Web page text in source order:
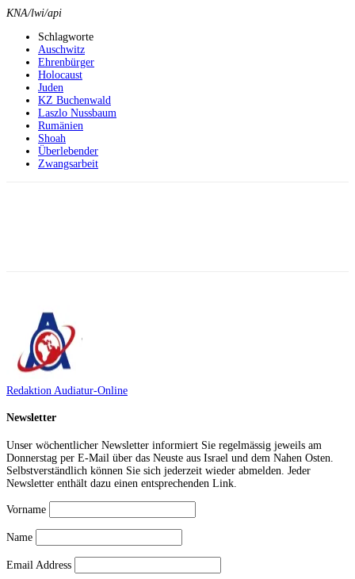
KNA/lwi/api
Schlagworte
Auschwitz
Ehrenbürger
Holocaust
Juden
KZ Buchenwald
Laszlo Nussbaum
Rumänien
Shoah
Überlebender
Zwangsarbeit
Redaktion Audiatur-Online
Newsletter
Unser wöchentlicher Newsletter informiert Sie regelmässig jeweils am
Donnerstag per E-Mail über das Neuste aus Israel und dem Nahen Osten.
Selbstverständlich können Sie sich jederzeit wieder abmelden. Jeder
Newsletter enthält dazu einen entsprechenden Link.
Vorname
Name
Email Address